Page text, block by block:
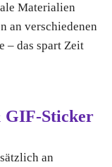
Materialien
an verschiedenen
– das spart Zeit
GIF-Sticker
an